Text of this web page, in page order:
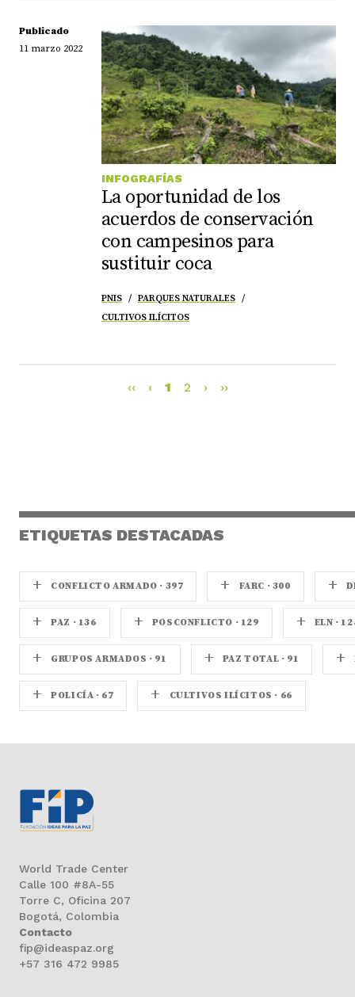
Publicado
11 marzo 2022
INFOGRAFÍAS
La oportunidad de los
acuerdos de conservación
con campesinos para
sustituir coca
PNIS
PARQUES NATURALES
CULTIVOS ILÍCITOS
‹‹ ‹ 1 2 › ››
ETIQUETAS DESTACADAS
+ CONFLICTO ARMADO · 397 + FARC · 300 +
+ PAZ · 136 + POSCONFLICTO · 129 + ELN ·
+ GRUPOS ARMADOS · 91 + PAZ TOTAL · 91 +
+ POLICÍA · 67 + CULTIVOS ILÍCITOS · 66
World Trade Center
Calle 100 #8A-55
Torre C, Oficina 207
Bogotá, Colombia
Contacto
fip@ideaspaz.org
+57 316 472 9985